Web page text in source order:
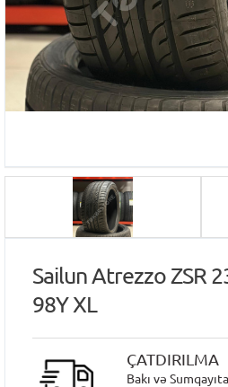
Sailun Atrezzo ZSR
98Y XL
ÇATDIRILMA
Bakı və